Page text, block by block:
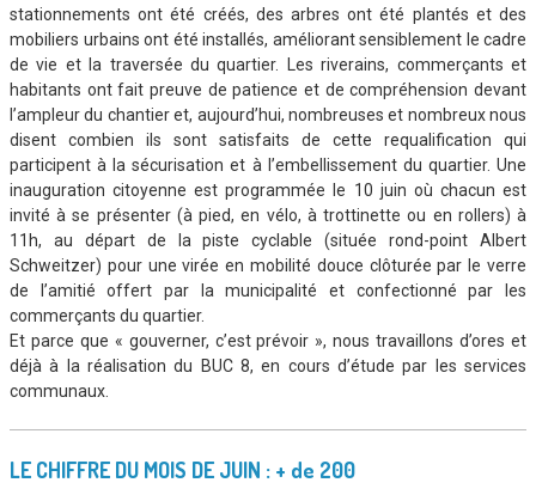
stationnements ont été créés, des arbres ont été plantés et des
mobiliers urbains ont été installés, améliorant sensiblement le cadre
de vie et la traversée du quartier. Les riverains, commerçants et
habitants ont fait preuve de patience et de compréhension devant
l’ampleur du chantier et, aujourd’hui, nombreuses et nombreux nous
disent combien ils sont satisfaits de cette requalification qui
participent à la sécurisation et à l’embellissement du quartier. Une
inauguration citoyenne est programmée le 10 juin où chacun est
invité à se présenter (à pied, en vélo, à trottinette ou en rollers) à
11h, au départ de la piste cyclable (située rond-point Albert
Schweitzer) pour une virée en mobilité douce clôturée par le verre
de l’amitié offert par la municipalité et confectionné par les
commerçants du quartier.
Et parce que « gouverner, c’est prévoir », nous travaillons d’ores et
déjà à la réalisation du BUC 8, en cours d’étude par les services
communaux.
LE CHIFFRE DU MOIS DE JUIN : + de 200